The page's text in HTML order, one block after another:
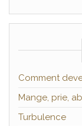
Comment
Mange, prie,
Turbulence